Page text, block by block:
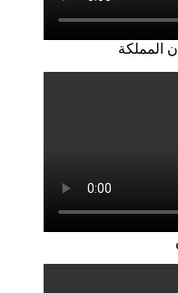
المملكة